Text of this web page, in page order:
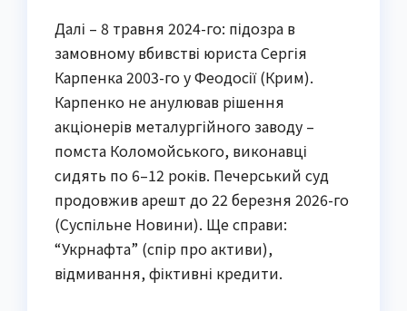
Далі – 8 травня 2024-го: підозра в
замовному вбивстві юриста Сергія
Карпенка 2003-го у Феодосії (Крим).
Карпенко не анулював рішення
акціонерів металургійного заводу –
помста Коломойського, виконавці
сидять по 6–12 років. Печерський суд
продовжив арешт до 22 березня 2026-го
(Суспільне Новини). Ще справи:
“Укрнафта” (спір про активи),
відмивання, фіктивні кредити.